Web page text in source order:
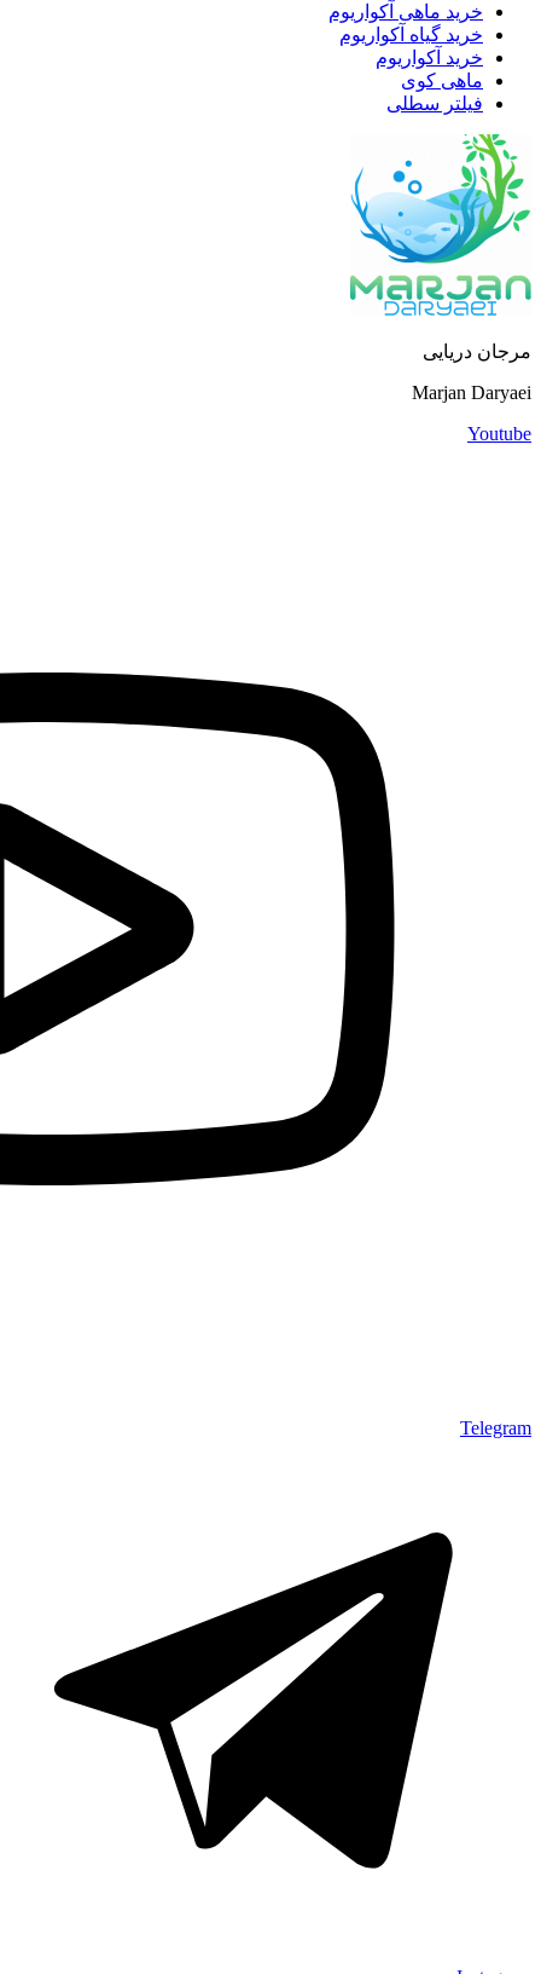
خرید ماهی آکواریوم
خرید گیاه آکواریوم
خرید آکواریوم
ماهی کوی
فیلتر سطلی
مرجان دریایی
Marjan Daryaei
Youtube
Telegram